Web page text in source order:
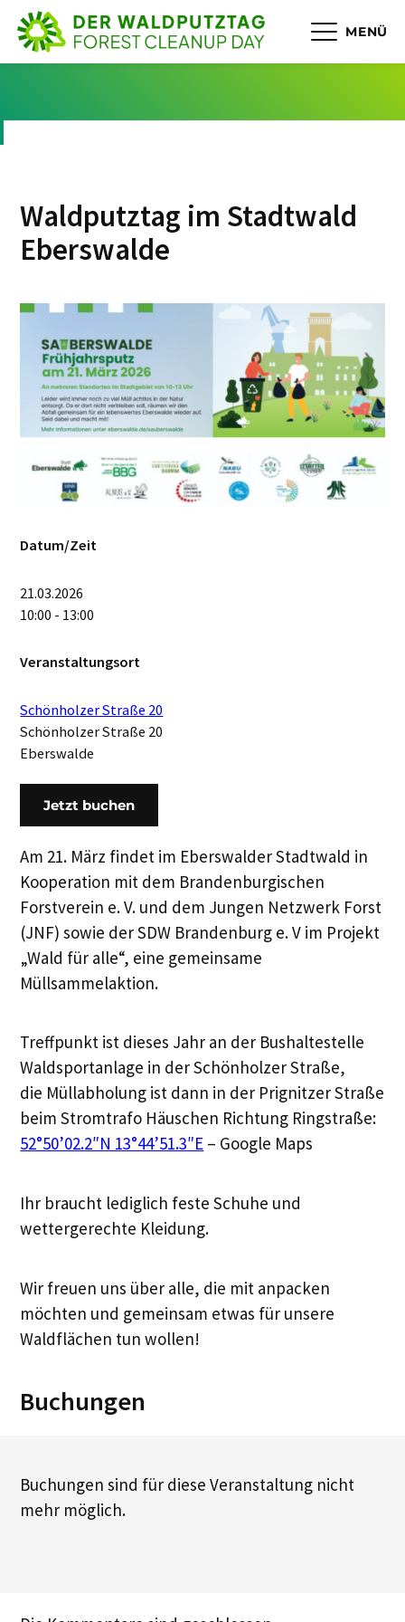
MENÜ
Waldputztag im Stadtwald
Eberswalde
Datum/Zeit
21.03.2026
10:00 - 13:00
Veranstaltungsort
Schönholzer Straße 20
Schönholzer Straße 20
Eberswalde
Jetzt buchen
Am 21. März findet im Eberswalder Stadtwald in
Kooperation mit dem Brandenburgischen
Forstverein e. V. und dem Jungen Netzwerk Forst
(JNF) sowie der SDW Brandenburg e. V im Projekt
„Wald für alle“, eine gemeinsame
Müllsammelaktion.
Treffpunkt ist dieses Jahr an der Bushaltestelle
Waldsportanlage in der Schönholzer Straße,
die Müllabholung ist dann in der Prignitzer Straße
beim Stromtrafo Häuschen Richtung Ringstraße:
52°50’02.2″N 13°44’51.3″E – Google Maps
Ihr braucht lediglich feste Schuhe und
wettergerechte Kleidung.
Wir freuen uns über alle, die mit anpacken
möchten und gemeinsam etwas für unsere
Waldflächen tun wollen!
Buchungen
Buchungen sind für diese Veranstaltung nicht
mehr möglich.